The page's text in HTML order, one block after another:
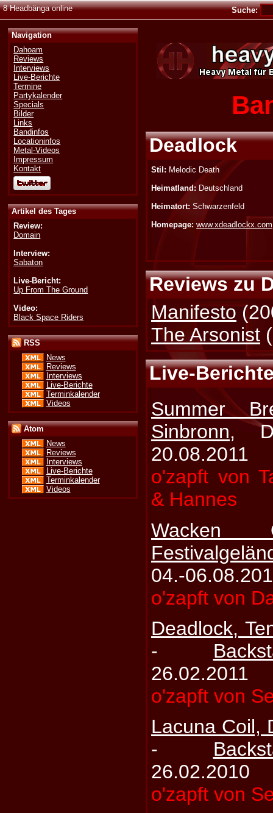
8 Headbänga online Suche:
Navigation
Dahoam
Reviews
Interviews
Live-Berichte
Termine
Partykalender
Specials
Bilder
Links
Bandinfos
Locationinfos
Metal-Videos
Impressum
Kontakt
Artikel des Tages
Review:
Domain
Interview:
Sabaton
Live-Bericht:
Up From The Ground
Video:
Black Space Riders
RSS
News
Reviews
Interviews
Live-Berichte
Terminkalender
Videos
Atom
News
Reviews
Interviews
Live-Berichte
Terminkalender
Videos
Deadlock
Stil: Melodic Death
Heimatland: Deutschland
Heimatort: Schwarzenfeld
Homepage: www.xdeadlockx.com
Reviews zu
Manifesto
The Arsonist
Live-
Summer
Sinbronn,
20.08.2011
o'zapft von
& Hannes
Wacken
04.-
o'zapft von
Deadlock,
-
26.02.2011
o'zapft von
Lacuna Coil,
-
26.02.2010
o'zapft von